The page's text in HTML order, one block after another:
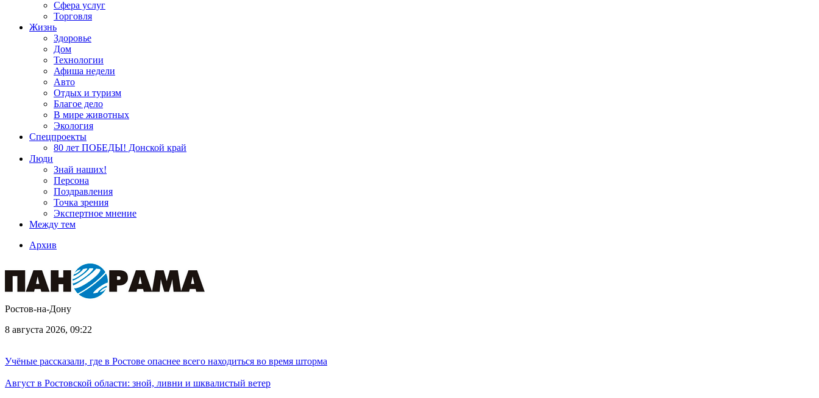
Сфера услуг
Торговля
Жизнь
Здоровье
Дом
Технологии
Афиша недели
Авто
Отдых и туризм
Благое дело
В мире животных
Экология
Спецпроекты
80 лет ПОБЕДЫ! Донской край
Люди
Знай наших!
Персона
Поздравления
Точка зрения
Экспертное мнение
Между тем
Архив
Ростов-на-Дону
8 августа 2026, 09:22
Учёные рассказали, где в Ростове опаснее всего находиться во время шторма
Август в Ростовской области: зной, ливни и шквалистый ветер